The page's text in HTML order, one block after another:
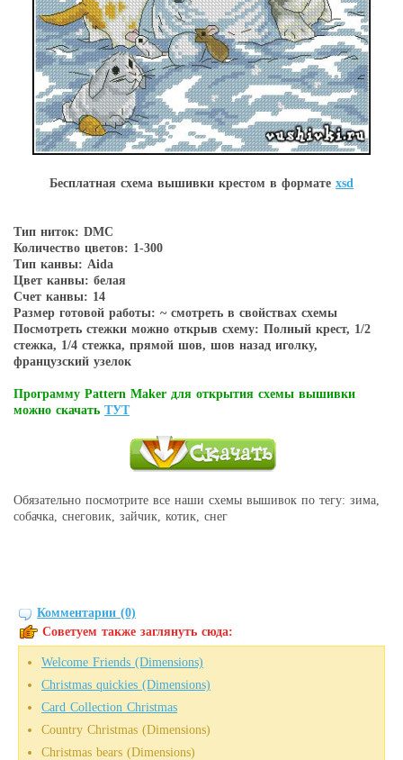
Бесплатная схема вышивки крестом в форматe xsd
Тип ниток: DMC
Количество цветов: 1-300
Тип канвы: Aida
Цвет канвы: белая
Счет канвы: 14
Размер готовой работы: ~ смотреть в свойствах схемы
Посмотреть стежки можно открыв схему: Полный крест, 1/2
стежка, 1/4 стежка, прямой шов, шов назад иголку,
французский узелок
Программу Pattern Maker для открытия схемы вышивки
можно скачать ТУТ
Обязательно посмотрите все наши схемы вышивок по тегу: зима,
собачка, снеговик, зайчик, котик, снег
Комментарии (0)
Советуем также заглянуть сюда:
Welcome Friends (Dimensions)
Christmas quickies (Dimensions)
Card Collection Christmas
Country Christmas (Dimensions)
Christmas bears (Dimensions)